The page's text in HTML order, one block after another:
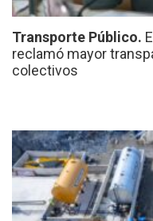
Transporte Público.
reclamó mayor
colectivos